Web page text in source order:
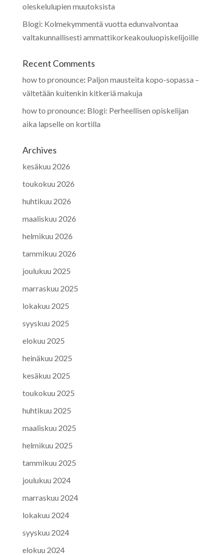
oleskelulupien muutoksista
Blogi: Kolmekymmentä vuotta edunvalvontaa
valtakunnallisesti ammattikorkeakouluopiskelijoille
Recent Comments
how to pronounce: Paljon mausteita kopo-sopassa –
vältetään kuitenkin kitkeriä makuja
how to pronounce: Blogi: Perheellisen opiskelijan
aika lapselle on kortilla
Archives
kesäkuu 2026
toukokuu 2026
huhtikuu 2026
maaliskuu 2026
helmikuu 2026
tammikuu 2026
joulukuu 2025
marraskuu 2025
lokakuu 2025
syyskuu 2025
elokuu 2025
heinäkuu 2025
kesäkuu 2025
toukokuu 2025
huhtikuu 2025
maaliskuu 2025
helmikuu 2025
tammikuu 2025
joulukuu 2024
marraskuu 2024
lokakuu 2024
syyskuu 2024
elokuu 2024